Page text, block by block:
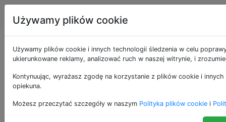
Apple Tagi
Instalacja aplikacji
Enterprise na iOS,
która jest za stara
Używamy plików cookie
Używamy plików cookie i innych technologii śledzenia w celu
ukierunkowane reklamy, analizować ruch w naszej witrynie, i
Kontynuując, wyrażasz zgodę na korzystanie z plików cookie i
opiekuna.
Możesz przeczytać szczegóły w naszym Polityka plików cookie i